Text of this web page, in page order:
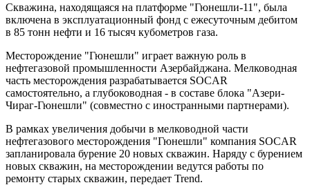
Скважина, находящаяся на платформе "Гюнешли-11", была
включена в эксплуатационный фонд с ежесуточным дебитом
в 85 тонн нефти и 16 тысяч кубометров газа.
Месторождение "Гюнешли" играет важную роль в
нефтегазовой промышленности Азербайджана. Мелководная
часть месторождения разрабатывается SOCAR
самостоятельно, а глубоководная - в составе блока "Азери-
Чираг-Гюнешли" (совместно с иностранными партнерами).
В рамках увеличения добычи в мелководной части
нефтегазового месторождения "Гюнешли" компания SOCAR
запланировала бурение 20 новых скважин. Наряду с бурением
новых скважин, на месторождении ведутся работы по
ремонту старых скважин, передает Trend.